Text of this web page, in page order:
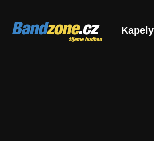
Bandzone.cz
žijeme hudbou Kapely